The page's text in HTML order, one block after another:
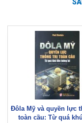
Đôla Mỹ và quyền lực
toàn cầu: Từ quá